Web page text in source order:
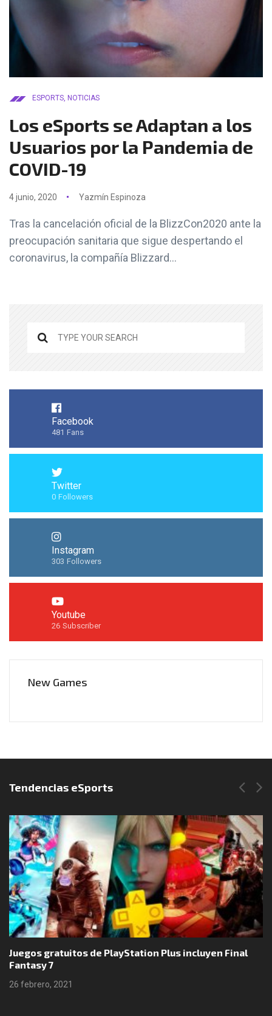
ESPORTS NOTICIAS
Los eSports se Adaptan a los
Usuarios por la Pandemia de
COVID-19
4 junio, 2020 Yazmín Espinoza
Tras la cancelación oficial de la BlizzCon2020 ante la
preocupación sanitaria que sigue despertando el
coronavirus, la compañía Blizzard...
Facebook
481 Fans
Twitter
0 Followers
Instagram
303 Followers
Youtube
26 Subscriber
New Games
Síguenos en Instagram
Tendencias eSports
Juegos gratuitos de PlayStation Plus incluyen Final
Fantasy 7
26 febrero, 2021